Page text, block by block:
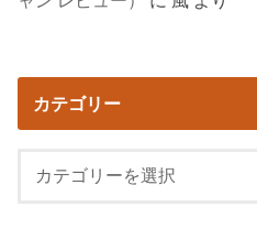
カテゴリー